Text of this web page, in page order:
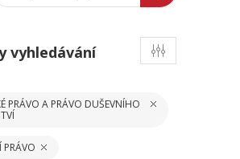
vyhledávání
PRÁVO A PRÁVO DUŠEVNÍHO
PRÁVO